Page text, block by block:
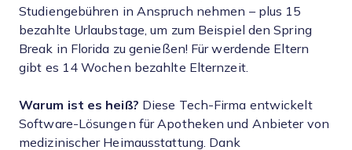
Studiengebühren in Anspruch nehmen – plus 15
bezahlte Urlaubstage, um zum Beispiel den Spring
Break in Florida zu genießen! Für werdende Eltern
gibt es 14 Wochen bezahlte Elternzeit.
Warum ist es heiß? Diese Tech-Firma entwickelt
Software-Lösungen für Apotheken und Anbieter von
medizinischer Heimausstattung. Dank